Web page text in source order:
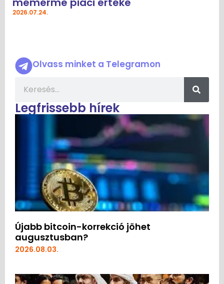
2026.07.24.
Olvass minket a Telegramon
Legfrissebb hírek
Újabb bitcoin-korrekció jöhet
augusztusban?
2026.08.03.